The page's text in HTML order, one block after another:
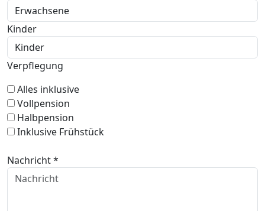
Kinder
Verpflegung
Alles inklusive
Vollpension
Halbpension
Inklusive Frühstück
Nachricht *